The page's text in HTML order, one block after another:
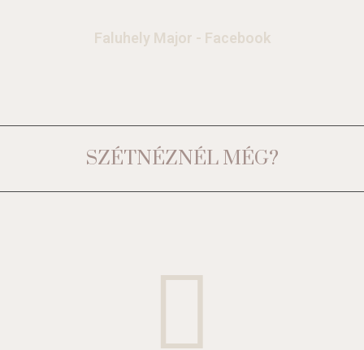
Faluhely Major - Facebook
SZÉTNÉZNÉL MÉG?